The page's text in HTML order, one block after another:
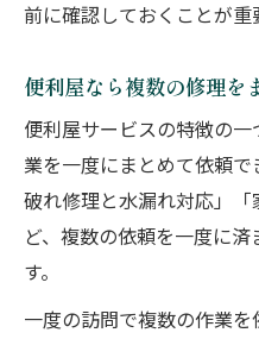
前に確認しておくことが重
便利屋なら複数の修理を
便利屋サービスの特徴の
業を一度にまとめて依頼
破れ修理と水漏れ対応」
ど、複数の依頼を一度に
す。
一度の訪問で複数の作業